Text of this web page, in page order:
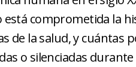
comprometida la
de la salud, y cuántas
o silenciadas